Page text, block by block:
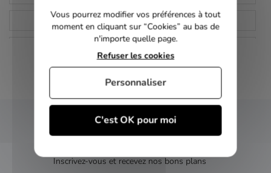
Aventure Comédie
Documentaire
Enfants | Famille
Epouvante | Horreur Fantastique
NEWSLETTER
Inscrivez-vous et recevez nos bons plans
Vous pourrez modifier vos préférences à tout
moment en cliquant sur “Cookies” au bas de
n'importe quelle page.
C'est OK pour moi
Refuser les cookies
Personnaliser